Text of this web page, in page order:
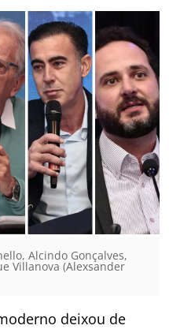
Alcindo Gonçalves,
Villanova (Alexsander
deixou de